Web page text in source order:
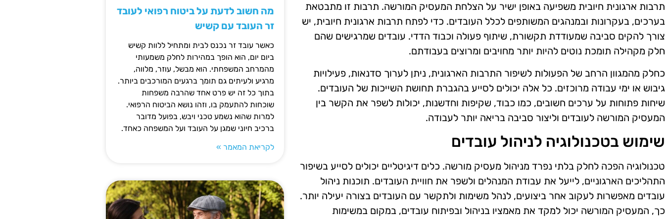
תרבות ארגונית חיובית משפיעה באופן ישיר על הצלחת המעסיק המורשה. תרבות זו מתבטאת
בערכים, בעקרונות ובמנהגים המשותפים לכלל העובדים. כדי לפתח תרבות ארגונית חיובית, יש
צורך להקים סביבה שמעודדת תקשורת, שיתוף פעולה וכבוד הדדי. עובדים שמרגישים שהם
חלק מקהילה תומכת נוטים להיות יותר מחויבים ומרוצים בעבודתם.
כחלק מהמגוון הרחב של הפעולות לשיפור התרבות הארגונית, ניתן לערוך סדנאות, פעילויות
גיבוש או ימי עבודה מרוכזים. כל אלה יכולים לסייע בהגברת תחושת השייכות של העובדים.
שיחות פתוחות על ערכים חשובים, כמו כבוד, שקיפות וחדשנות, יכולות לשפר את הקשר בין
המעסיק המורשה לעובדים וליצור סביבה בריאה יותר לעבודה.
שימוש בטכנולוגיה לניהול עובדים
טכנולוגיה הפכה לחלק בלתי נפרד מניהול מעסיק מורשה. כלים דיגיטליים יכולים לסייע בשיפור
התהליכים הארגוניים, לייעל את עבודת המנהלים ולשפר את חוויית העובדים. תוכנות ניהול
עובדים מאפשרות לעקוב אחר ביצועים, לנהל משימות ולתקשר עם העובדים בצורה יעילה יותר.
כך, המעסיק המורשה יכול למקד את מאמציו בניהול ובפיתוח עובדים, במקום במשימות
מה חשוב לדעת על ביטוח רפואי לעובד
זר העובד עם קשיש
כאשר עובד זר נכנס לבית ומתחיל ללוות קשיש
ביום יום, הוא הופך במהירות לחלק משמעותי
מהמרחב המשפחתי. הוא מבשל, עוזר, מלווה,
מרגיע ולעיתים גם תומך ברגעים המורכבים ביותר.
בתוך כל זה יש פרט אחד שהרבה משפחות
שוכחות להתעמק בו, וזהו נושא הביטוח הרפואי.
למרות שהוא נשמע טכני ויבש, בפועל מדובר
ברכיב חיוני שמגן על העובד ועל המשפחה כאחד.
לקריאת המאמר »